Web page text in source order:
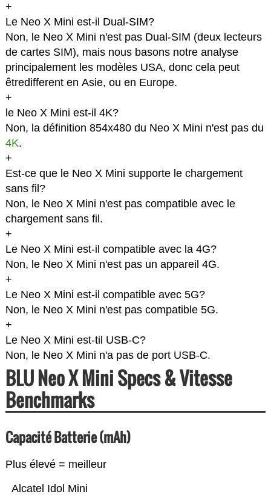
+
Le Neo X Mini est-il Dual-SIM?
Non, le Neo X Mini n'est pas Dual-SIM (deux lecteurs
de cartes SIM), mais nous basons notre analyse
principalement les modèles USA, donc cela peut
êtredifferent en Asie, ou en Europe.
+
le Neo X Mini est-il 4K?
Non, la définition 854x480 du Neo X Mini n'est pas du
4K.
+
Est-ce que le Neo X Mini supporte le chargement
sans fil?
Non, le Neo X Mini n'est pas compatible avec le
chargement sans fil.
+
Le Neo X Mini est-il compatible avec la 4G?
Non, le Neo X Mini n'est pas un appareil 4G.
+
Le Neo X Mini est-il compatible avec 5G?
Non, le Neo X Mini n'est pas compatible 5G.
+
Le Neo X Mini est-til USB-C?
Non, le Neo X Mini n'a pas de port USB-C.
BLU Neo X Mini Specs & Vitesse
Benchmarks
Capacité Batterie (mAh)
Plus élevé = meilleur
Alcatel Idol Mini